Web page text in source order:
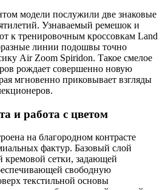
модели послужили две знаковые
Узнаваемый ремешок и
к тренировочным кроссовкам Land
линии подошвы точно
Air Zoom Spiridon. Такое смелое
рождает совершенно новую
мгновенно приковывает взгляды
и работа с цветом
на благородном контрасте
фактур. Базовый слой
кремовой сетки, задающей
свободную
текстильной основы